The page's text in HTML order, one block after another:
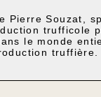
Pierre Souzat,
trufficole
le monde